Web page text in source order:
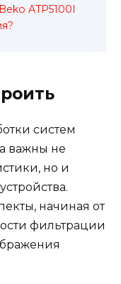
ATP5100I
систем
важны не
но и
начиная от
фильтрации